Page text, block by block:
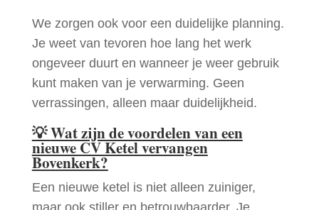
We zorgen ook voor een duidelijke planning.
Je weet van tevoren hoe lang het werk
ongeveer duurt en wanneer je weer gebruik
kunt maken van je verwarming. Geen
verrassingen, alleen maar duidelijkheid.
💡Wat zijn de voordelen van een
nieuwe CV Ketel vervangen
Bovenkerk?
Een nieuwe ketel is niet alleen zuiniger,
maar ook stiller en betrouwbaarder. Je